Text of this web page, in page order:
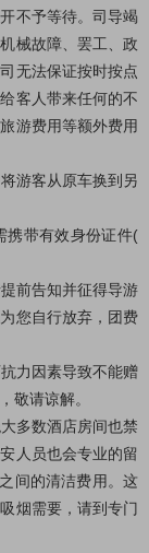
不予等待。司导竭
械故障、罢工、政
无法保证按时按点
客人带来任何的不
游费用等额外费用
游客从原车换到另
携带有效身份证件(
前告知并征得导游
您自行放弃，团费
力因素导致不能赠
敬请谅解。
多数酒店房间也禁
人员也会专业的留
间的清洁费用。这
烟需要，请到专门